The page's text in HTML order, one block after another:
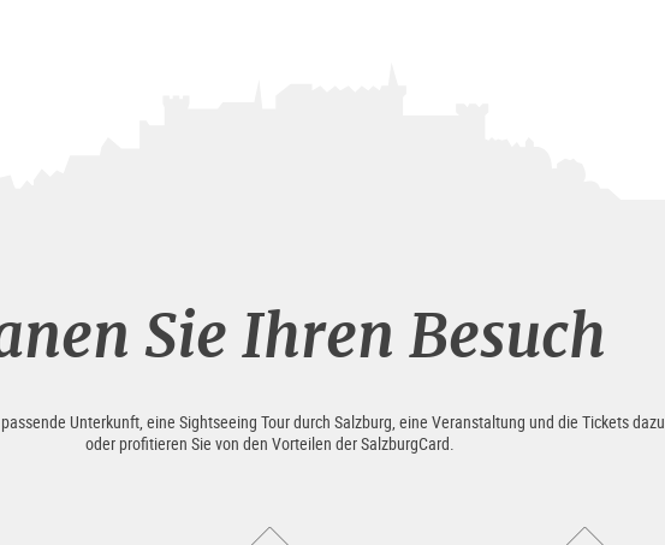
Sie Ihren Besuch
Unterkunft, eine Sightseeing Tour durch Salzburg, eine Veranstaltung und die Tickets dazu
oder profitieren Sie von den Vorteilen der SalzburgCard.